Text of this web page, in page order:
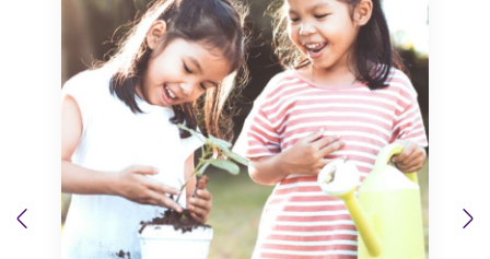
Previous